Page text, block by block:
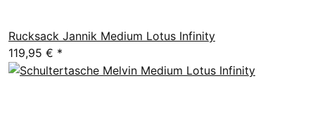
Rucksack Jannik Medium Lotus Infinity
119,95 € *